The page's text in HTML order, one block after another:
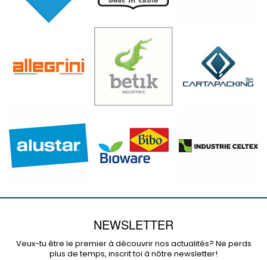
NEWSLETTER
Veux-tu être le premier à découvrir nos actualités? Ne perds
plus de temps, inscrit toi à nôtre newsletter!